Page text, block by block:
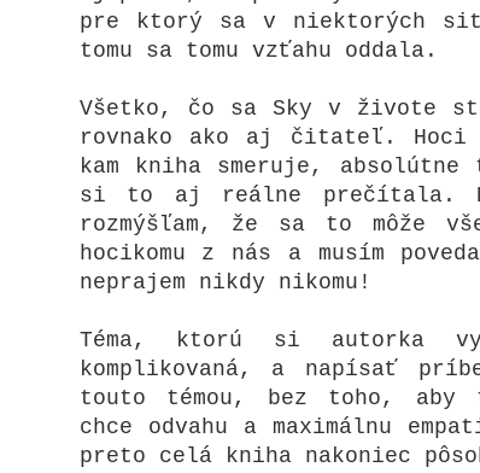
pre ktorý sa v niektorých
tomu sa tomu vzťahu oddala.
Všetko, čo sa Sky v živote
rovnako ako aj čitateľ. Hoci
kam kniha smeruje,
si to aj reálne prečítala.
rozmýšľam, že sa to môže
hocikomu z nás a musím
neprajem nikdy nikomu!
Téma, ktorú si autorka
komplikovaná, a napísať
touto témou, bez toho, aby
chce odvahu a maximálnu
preto celá kniha nakoniec